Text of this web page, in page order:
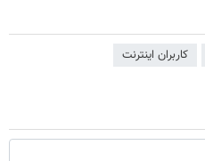
کاربران اینترنت